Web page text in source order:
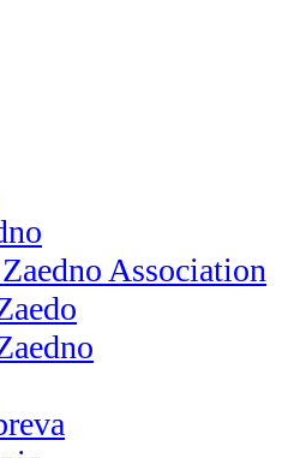
Association